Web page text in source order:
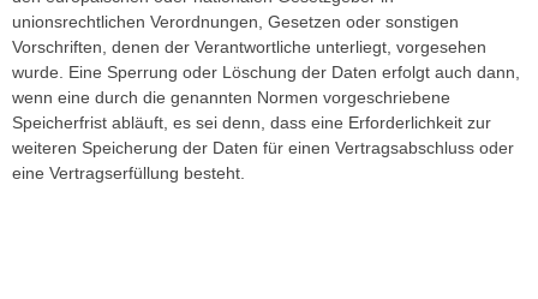
unionsrechtlichen Verordnungen, Gesetzen oder sonstigen
Vorschriften, denen der Verantwortliche unterliegt, vorgesehen
wurde. Eine Sperrung oder Löschung der Daten erfolgt auch dann,
wenn eine durch die genannten Normen vorgeschriebene
Speicherfrist abläuft, es sei denn, dass eine Erforderlichkeit zur
weiteren Speicherung der Daten für einen Vertragsabschluss oder
eine Vertragserfüllung besteht.